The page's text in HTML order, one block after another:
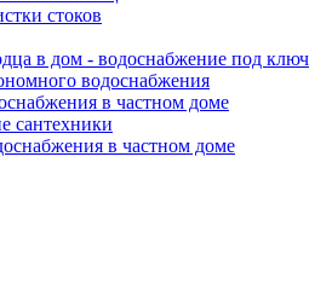
стоков
в дом - водоснабжение под ключ
водоснабжения
в частном доме
сантехники
в частном доме